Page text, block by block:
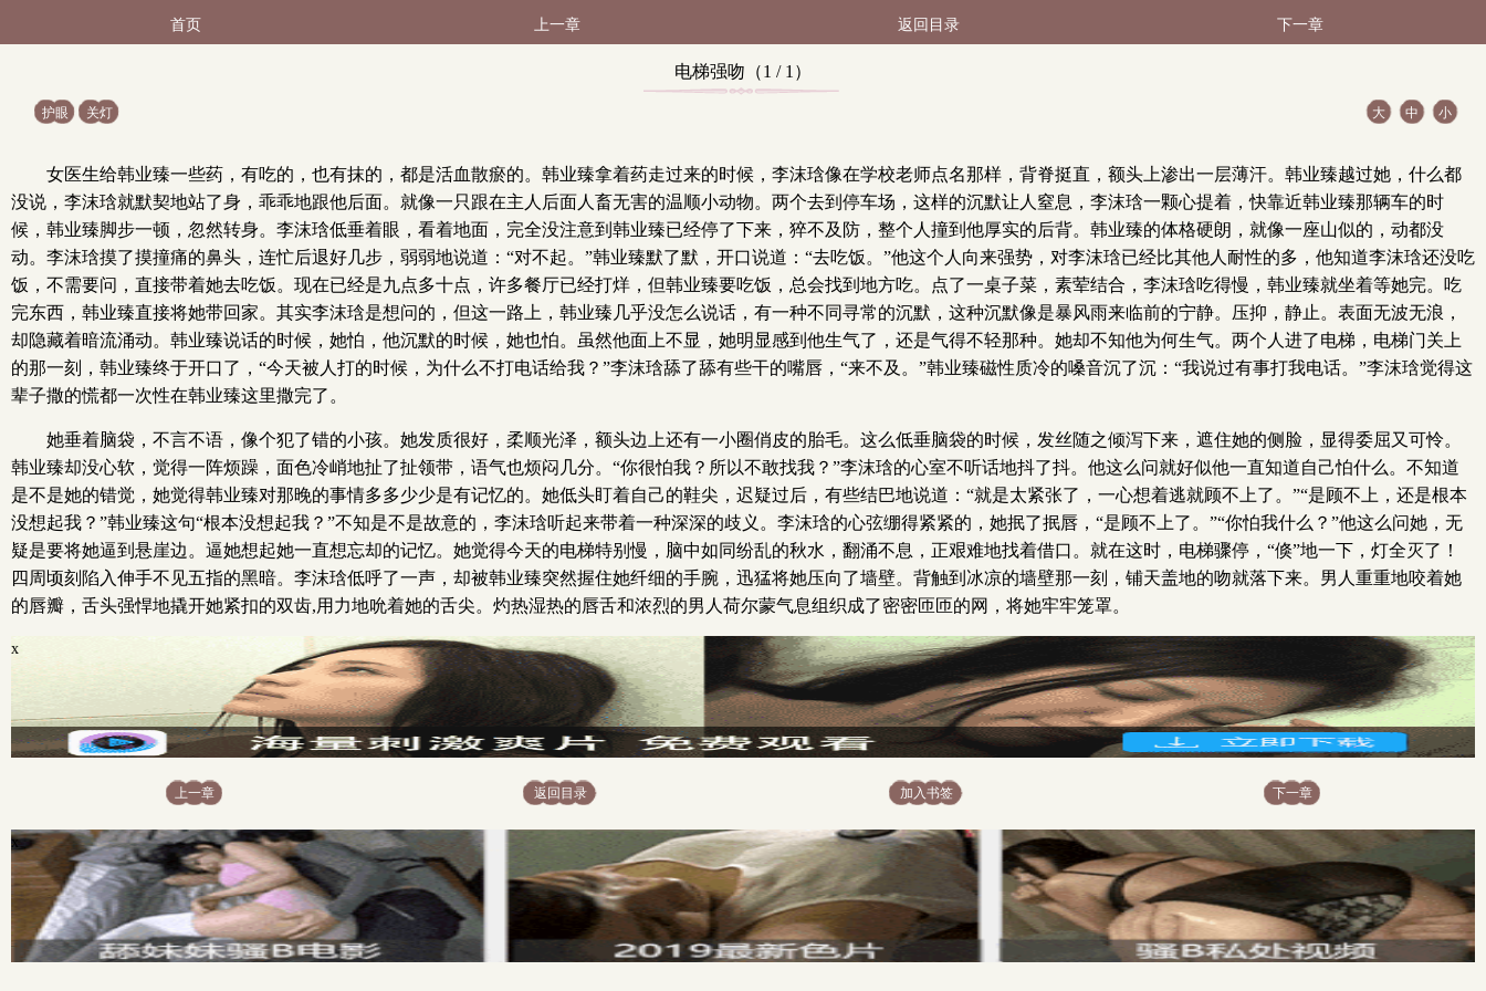
首页 上一章 返回目录 下一章
电梯强吻（1 / 1）
护眼 关灯 大 中 小
女医生给韩业臻一些药，有吃的，也有抹的，都是活血散瘀的。韩业臻拿着药走过来的时候，李沫琀像在学校老师点名那样，背脊挺直，额头上渗出一层薄汗。韩业臻越过她，什么都
没说，李沫琀就默契地站了身，乖乖地跟他后面。就像一只跟在主人后面人畜无害的温顺小动物。两个去到停车场，这样的沉默让人窒息，李沫琀一颗心提着，快靠近韩业臻那辆车的时
候，韩业臻脚步一顿，忽然转身。李沫琀低垂着眼，看着地面，完全没注意到韩业臻已经停了下来，猝不及防，整个人撞到他厚实的后背。韩业臻的体格硬朗，就像一座山似的，动都没
动。李沫琀摸了摸撞痛的鼻头，连忙后退好几步，弱弱地说道：“对不起。”韩业臻默了默，开口说道：“去吃饭。”他这个人向来强势，对李沫琀已经比其他人耐性的多，他知道李沫琀还没吃
饭，不需要问，直接带着她去吃饭。现在已经是九点多十点，许多餐厅已经打烊，但韩业臻要吃饭，总会找到地方吃。点了一桌子菜，素荤结合，李沫琀吃得慢，韩业臻就坐着等她完。吃
完东西，韩业臻直接将她带回家。其实李沫琀是想问的，但这一路上，韩业臻几乎没怎么说话，有一种不同寻常的沉默，这种沉默像是暴风雨来临前的宁静。压抑，静止。表面无波无浪，
却隐藏着暗流涌动。韩业臻说话的时候，她怕，他沉默的时候，她也怕。虽然他面上不显，她明显感到他生气了，还是气得不轻那种。她却不知他为何生气。两个人进了电梯，电梯门关上
的那一刻，韩业臻终于开口了，“今天被人打的时候，为什么不打电话给我？”李沫琀舔了舔有些干的嘴唇，“来不及。”韩业臻磁性质冷的嗓音沉了沉：“我说过有事打我电话。”李沫琀觉得这
辈子撒的慌都一次性在韩业臻这里撒完了。
她垂着脑袋，不言不语，像个犯了错的小孩。她发质很好，柔顺光泽，额头边上还有一小圈俏皮的胎毛。这么低垂脑袋的时候，发丝随之倾泻下来，遮住她的侧脸，显得委屈又可怜。
韩业臻却没心软，觉得一阵烦躁，面色冷峭地扯了扯领带，语气也烦闷几分。“你很怕我？所以不敢找我？”李沫琀的心室不听话地抖了抖。他这么问就好似他一直知道自己怕什么。不知道
是不是她的错觉，她觉得韩业臻对那晚的事情多多少少是有记忆的。她低头盯着自己的鞋尖，迟疑过后，有些结巴地说道：“就是太紧张了，一心想着逃就顾不上了。”“是顾不上，还是根本
没想起我？”韩业臻这句“根本没想起我？”不知是不是故意的，李沫琀听起来带着一种深深的歧义。李沫琀的心弦绷得紧紧的，她抿了抿唇，“是顾不上了。”“你怕我什么？”他这么问她，无
疑是要将她逼到悬崖边。逼她想起她一直想忘却的记忆。她觉得今天的电梯特别慢，脑中如同纷乱的秋水，翻涌不息，正艰难地找着借口。就在这时，电梯骤停，“倏”地一下，灯全灭了！
四周顷刻陷入伸手不见五指的黑暗。李沫琀低呼了一声，却被韩业臻突然握住她纤细的手腕，迅猛将她压向了墙壁。背触到冰凉的墙壁那一刻，铺天盖地的吻就落下来。男人重重地咬着她
的唇瓣，舌头强悍地撬开她紧扣的双齿,用力地吮着她的舌尖。灼热湿热的唇舌和浓烈的男人荷尔蒙气息组织成了密密匝匝的网，将她牢牢笼罩。
x
上一章 返回目录 加入书签 下一章
x